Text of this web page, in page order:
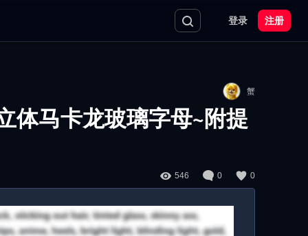
登录 注册
蟹
体马卡龙玻璃字母~附提
546 0 0